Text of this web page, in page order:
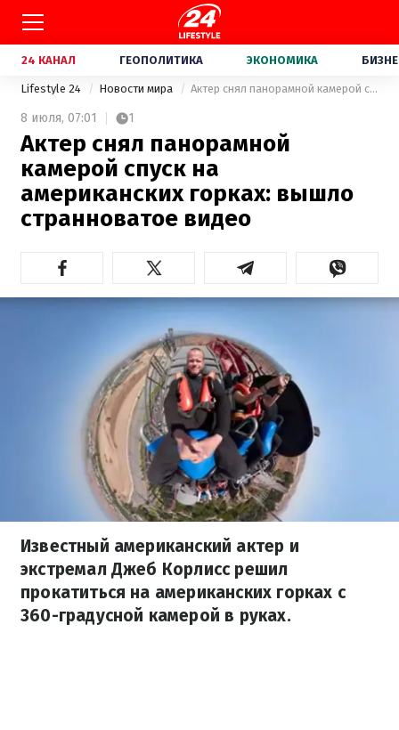
24 КАНАЛ ГЕОПОЛИТИКА ЭКОНОМИКА
Lifestyle 24 Новости мира Актер снял панорамной камерой спуск на американских горках: вышло странноватое видео
8 июля, 07:01 1
Актер снял панорамной
камерой спуск на
американских горках: вышло
странноватое видео
Известный американский актер и
экстремал Джеб Корлисс решил
прокатиться на американских горках с
360-градусной камерой в руках.